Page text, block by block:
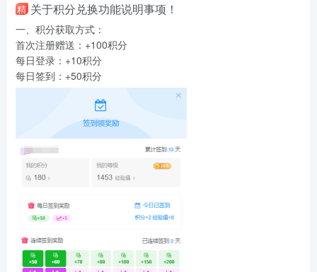
精 关于积分兑换功能说明事项！
一、积分获取方式：
首次注册赠送：+100积分
每日登录：+10积分
每日签到：+50积分